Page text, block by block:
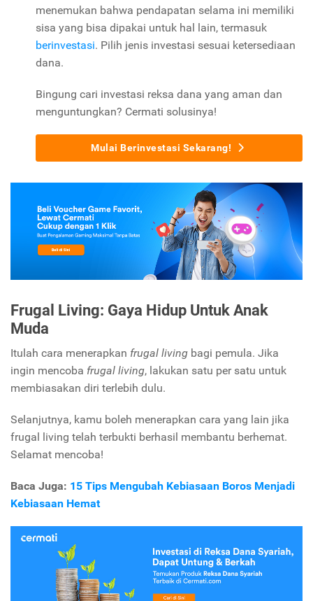
menemukan bahwa pendapatan selama ini memiliki
sisa yang bisa dipakai untuk hal lain, termasuk
berinvestasi. Pilih jenis investasi sesuai ketersediaan
dana.
Bingung cari investasi reksa dana yang aman dan
menguntungkan? Cermati solusinya!
Mulai Berinvestasi Sekarang!
Frugal Living: Gaya Hidup Untuk Anak
Muda
Itulah cara menerapkan frugal living bagi pemula. Jika
ingin mencoba frugal living, lakukan satu per satu untuk
membiasakan diri terlebih dulu.
Selanjutnya, kamu boleh menerapkan cara yang lain jika
frugal living telah terbukti berhasil membantu berhemat.
Selamat mencoba!
Baca Juga: 15 Tips Mengubah Kebiasaan Boros Menjadi
Kebiasaan Hemat